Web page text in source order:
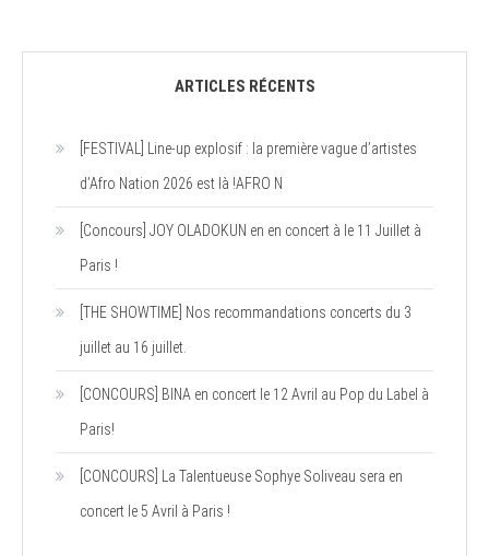
ARTICLES RÉCENTS
[FESTIVAL] Line-up explosif : la première vague d’artistes
d’Afro Nation 2026 est là !AFRO N
[Concours] JOY OLADOKUN en en concert à le 11 Juillet à
Paris !
[THE SHOWTIME] Nos recommandations concerts du 3
juillet au 16 juillet.
[CONCOURS] BINA en concert le 12 Avril au Pop du Label à
Paris!
[CONCOURS] La Talentueuse Sophye Soliveau sera en
concert le 5 Avril à Paris !